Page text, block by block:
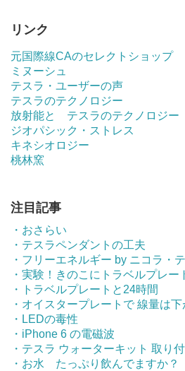
リンク
元国際線CAのセレクトショップ
ミヌーシュ
テスラ・ユーザーの声
テスラのテクノロジー
放射能と テスラのテクノロジー
ジオパシック・ストレス
キネシオロジー
桃林窯
注目記事
・おさらい
・テスラペンダントの工夫
・フリーエネルギー by ニコラ・
・実験！きのこにトラベルプレー
・トラベルプレートと24時間
・オイスタープレートで 線量は下
・LEDの毒性
・iPhone 6 の電磁波
・テスラ ウォーターキット 取り
・お水 たっぷり飲んでますか？